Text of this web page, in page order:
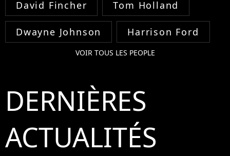
David Fincher Tom Holland
Dwayne Johnson Harrison Ford
VOIR TOUS LES PEOPLE
DERNIÈRES
ACTUALITÉS